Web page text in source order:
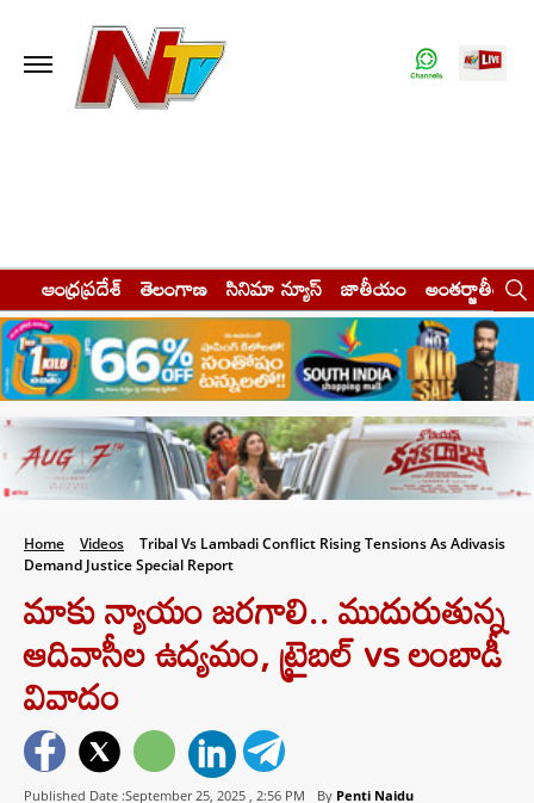
ఆంధ్రప్రదేశ్ తెలంగాణ సినిమా న్యూస్ జాతీయం అంతర్జాతీయం
Home Videos
Tribal Vs Lambadi Conflict Rising Tensions As Adivasis
Demand Justice Special Report
మాకు న్యాయం జరగాలి.. ముదురుతున్న
ఆదివాసీల ఉద్యమం, ట్రైబల్ vs లంబాడీ
వివాదం
Published Date :September 25, 2025 , 2:56 PM By Penti Naidu